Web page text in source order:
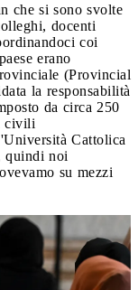
che si sono svolte
docenti
coi
erano
(Provincial
la responsabilità
da circa 250
civili
Cattolica
quindi noi
su mezzi